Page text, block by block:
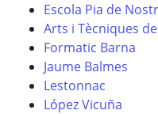
Escola Pia de
Arts i Tècniques
Formatic Barna
Jaume Balmes
Lestonnac
López Vicuña